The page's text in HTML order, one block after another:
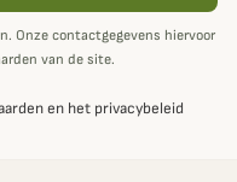
Onze contactgegevens hiervoor
van de site.
en het privacybeleid